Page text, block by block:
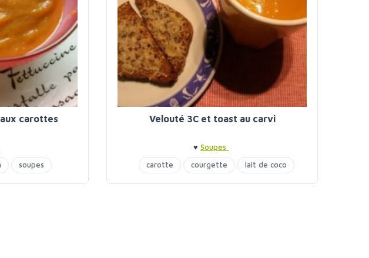
carottes
soupes
Velouté 3C et toast au carvi
♥ Soupes
carotte
courgette lait de coco